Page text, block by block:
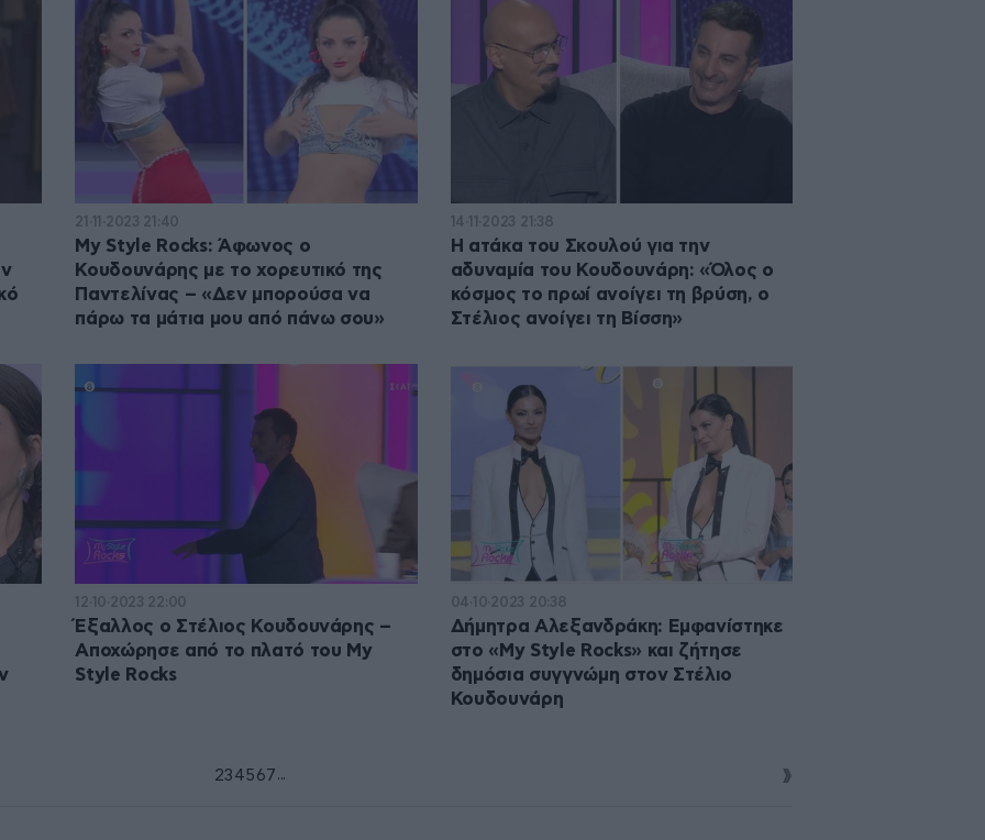
21·11·2023 21:40
My Style Rocks: Άφωνος ο
Κουδουνάρης με το χορευτικό της
Παντελίνας – «Δεν μπορούσα να
πάρω τα μάτια μου από πάνω σου»
14·11·2023 21:38
Η ατάκα του Σκουλού για την
αδυναμία του Κουδουνάρη: «Όλος ο
κόσμος το πρωί ανοίγει τη βρύση, ο
Στέλιος ανοίγει τη Βίσση»
12·10·2023 22:00
Έξαλλος ο Στέλιος Κουδουνάρης –
Αποχώρησε από το πλατό του My
Style Rocks
04·10·2023 20:38
Δήμητρα Αλεξανδράκη: Εμφανίστηκε
στο «My Style Rocks» και ζήτησε
δημόσια συγγνώμη στον Στέλιο
Κουδουνάρη
23 4 5 6 7 ...